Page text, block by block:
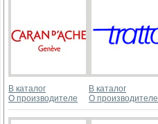
В каталог
О производителе
В каталог
О производителе